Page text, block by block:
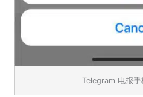
Telegram 电报